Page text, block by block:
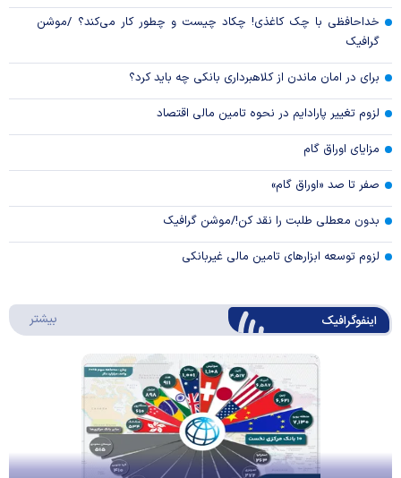
خداحافظی با چک کاغذی! چکاد چیست و چطور کار می‌کند؟ /موشن
گرافیک
برای در امان ماندن از کلاهبرداری بانکی چه باید کرد؟
لزوم تغییر پارادایم در نحوه تامین مالی اقتصاد
مزایای اوراق گام
صفر تا صد «اوراق گام»
بدون معطلی طلبت را نقد کن!/موشن گرافیک
لزوم توسعه ابزارهای تامین مالی غیربانکی
اینفوگرافیک بیشتر